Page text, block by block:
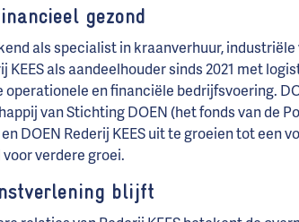
gezond
als specialist in kraanverhuur,
KEES als aandeelhouder sinds 2021 met
operationele en financiële bedrijfsvoering.
van Stichting DOEN (het fonds van de
DOEN Rederij KEES uit te groeien tot een
verdere groei.
blijft